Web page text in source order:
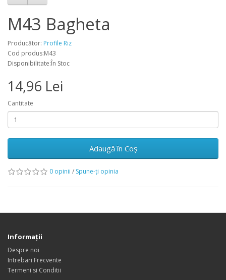
M43 Bagheta
Producător: Profile Riz
Cod produs:M43
Disponibilitate:În Stoc
14,96 Lei
Cantitate
Adaugă în Coş
0 opinii / Spune-ţi opinia
Informaţii
Despre noi
Intrebari Frecvente
Termeni si Conditii